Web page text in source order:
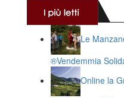
Le
®️Vendemmia
Online la